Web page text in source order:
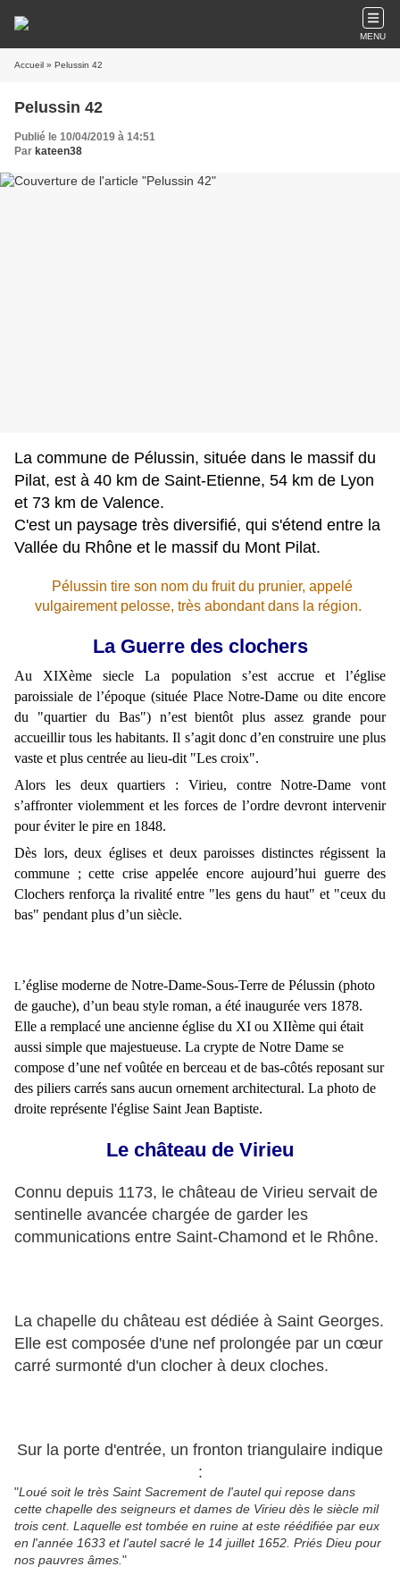
MENU
Accueil » Pelussin 42
Pelussin 42
Publié le 10/04/2019 à 14:51
Par kateen38
La commune de Pélussin, située dans le massif du
Pilat, est à 40 km de Saint-Etienne, 54 km de Lyon
et 73 km de Valence.
C'est un paysage très diversifié, qui s'étend entre la
Vallée du Rhône et le massif du Mont Pilat.
Pélussin tire son nom du fruit du prunier, appelé
vulgairement pelosse, très abondant dans la région.
La Guerre des clochers
Au XIXème siecle La population s’est accrue et l’église
paroissiale de l’époque (située Place Notre-Dame ou dite encore
du "quartier du Bas") n’est bientôt plus assez grande pour
accueillir tous les habitants. Il s’agit donc d’en construire une plus
vaste et plus centrée au lieu-dit "Les croix".
Alors les deux quartiers : Virieu, contre Notre-Dame vont
s’affronter violemment et les forces de l’ordre devront intervenir
pour éviter le pire en 1848.
Dès lors, deux églises et deux paroisses distinctes régissent la
commune ; cette crise appelée encore aujourd’hui guerre des
Clochers renforça la rivalité entre "les gens du haut" et "ceux du
bas" pendant plus d’un siècle.
L’église moderne de Notre-Dame-Sous-Terre de Pélussin (photo
de gauche), d’un beau style roman, a été inaugurée vers 1878.
Elle a remplacé une ancienne église du XI ou XIIème qui était
aussi simple que majestueuse. La crypte de Notre Dame se
compose d’une nef voûtée en berceau et de bas-côtés reposant sur
des piliers carrés sans aucun ornement architectural. La photo de
droite représente l'église Saint Jean Baptiste.
Le château de Virieu
Connu depuis 1173, le château de Virieu servait de
sentinelle avancée chargée de garder les
communications entre Saint-Chamond et le Rhône.
La chapelle du château est dédiée à Saint Georges.
Elle est composée d'une nef prolongée par un cœur
carré surmonté d'un clocher à deux cloches.
Sur la porte d'entrée, un fronton triangulaire indique
:
"Loué soit le très Saint Sacrement de l'autel qui repose dans
cette chapelle des seigneurs et dames de Virieu dès le siècle mil
trois cent. Laquelle est tombée en ruine at este réédifiée par eux
en l'année 1633 et l'autel sacré le 14 juillet 1652. Priés Dieu pour
nos pauvres âmes. "